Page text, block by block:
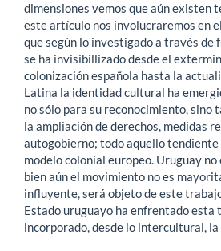
dimensiones vemos que aún existen
este artículo nos involucraremos en
que según lo investigado a través de
se ha invisibillizado desde el
colonización española hasta la
Latina la identidad cultural ha
no sólo para su reconocimiento, sino
la ampliación de derechos, medidas
autogobierno; todo aquello tendiente
modelo colonial europeo. Uruguay no
bien aún el movimiento no es
influyente, será objeto de este
Estado uruguayo ha enfrentado esta
incorporado, desde lo intercultural, la